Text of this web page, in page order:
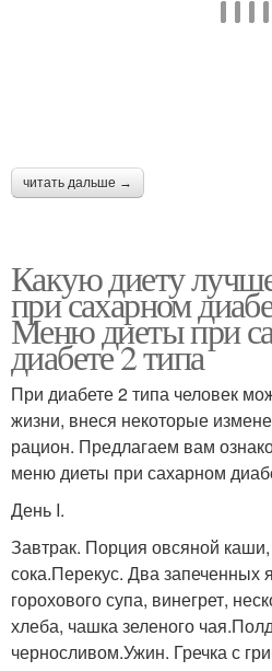
читать дальше →
Какую диету
при сахарном
Меню диеты при
диабете 2 типа
При диабете 2 типа человек
жизни, внеся некоторые
рацион. Предлагаем вам
меню диеты при сахарном
День I.
Завтрак. Порция овсяной
сока.Перекус. Два запеченных
горохового супа, винегрет,
хлеба, чашка зеленого
черносливом.Ужин. Гречка с